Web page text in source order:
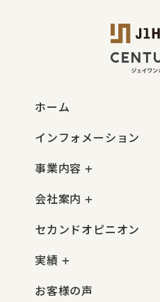
ホーム
インフォメーション
事業内容
会社案内
セカンドオピニオン
実績
お客様の声